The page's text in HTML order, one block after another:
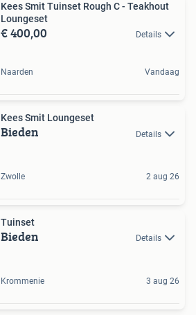
Kees Smit Tuinset Rough C - Teakhout
Loungeset
€ 400,00 Details
Naarden Vandaag
Kees Smit Loungeset
Bieden Details
Zwolle 2 aug 26
Tuinset
Bieden Details
Krommenie 3 aug 26